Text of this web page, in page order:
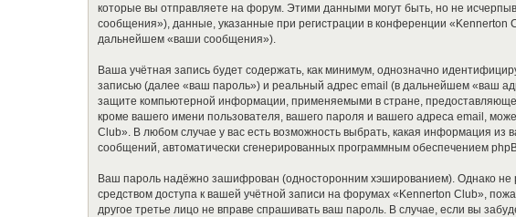
которые вы отправляете на форум. Этими данными могут быть, но не
сообщения»), данные, указанные при регистрации в конференции
дальнейшем «ваши сообщения»).
Ваша учётная запись будет содержать, как минимум, однозначно
записью (далее «ваш пароль») и реальный адрес email (в дальнейшем «ваш
защите компьютерной информации, применяемыми в стране,
кроме вашего имени пользователя, вашего пароля и вашего адреса email,
Club». В любом случае у вас есть возможность выбрать, какая информация из
сообщений, автоматически сгенерированных программным обеспечением
Ваш пароль надёжно зашифрован (односторонним хэшированием). Однако не
средством доступа к вашей учётной записи на форумах «Kennerton Club»,
другое третье лицо не вправе спрашивать ваш пароль. В случае, если вы